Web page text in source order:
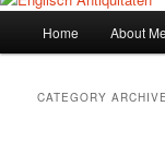
Skip
Skip
Home About Me
CATEGORY